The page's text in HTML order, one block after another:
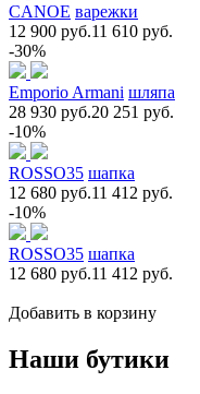
CANOE варежки
12 900 руб.11 610 руб.
-30%
Emporio Armani шляпа
28 930 руб.20 251 руб.
-10%
ROSSO35 шапка
12 680 руб.11 412 руб.
-10%
ROSSO35 шапка
12 680 руб.11 412 руб.
Добавить в корзину
Наши бутики